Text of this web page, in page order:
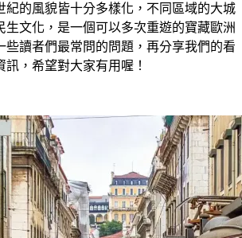
紀的風貌皆十分多樣化，不同區域的大城
生文化，是一個可以多次重遊的寶藏歐洲
些讀者們最常問的問題，再分享我們的看
，希望對大家有用喔！